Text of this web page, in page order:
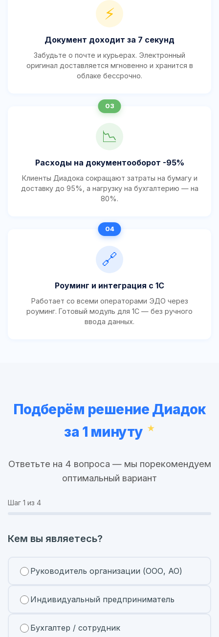
⚡
Документ доходит за 7 секунд
Забудьте о почте и курьерах. Электронный
оригинал доставляется мгновенно и хранится в
облаке бессрочно.
📉
Расходы на документооборот -95%
Клиенты Диадока сокращают затраты на бумагу и
доставку до 95%, а нагрузку на бухгалтерию — на
80%.
🔗
Роуминг и интеграция с 1С
Работает со всеми операторами ЭДО через
роуминг. Готовый модуль для 1С — без ручного
ввода данных.
Подберём решение Диадок
за 1 минуту
Ответьте на 4 вопроса — мы порекомендуем
оптимальный вариант
Шаг 1 из 4
Кем вы являетесь?
Руководитель организации (ООО, АО)
Индивидуальный предприниматель
Бухгалтер / сотрудник